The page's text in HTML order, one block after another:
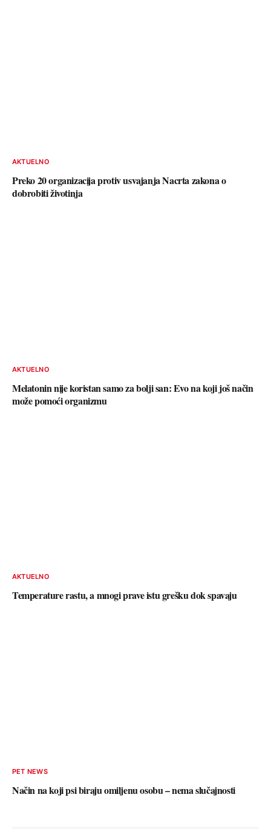
AKTUELNO
Preko 20 organizacija protiv usvajanja Nacrta zakona o
dobrobiti životinja
AKTUELNO
Melatonin nije koristan samo za bolji san: Evo na koji još način
može pomoći organizmu
AKTUELNO
Temperature rastu, a mnogi prave istu grešku dok spavaju
PET NEWS
Način na koji psi biraju omiljenu osobu – nema slučajnosti